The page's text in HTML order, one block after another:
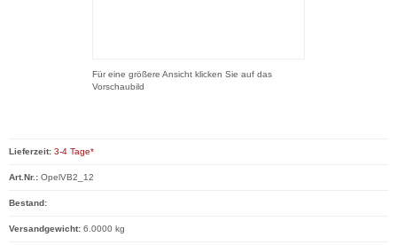
Für eine größere Ansicht klicken Sie auf das
Vorschaubild
Lieferzeit: 3-4 Tage*
Art.Nr.: OpelVB2_12
Bestand:
Versandgewicht: 6.0000 kg